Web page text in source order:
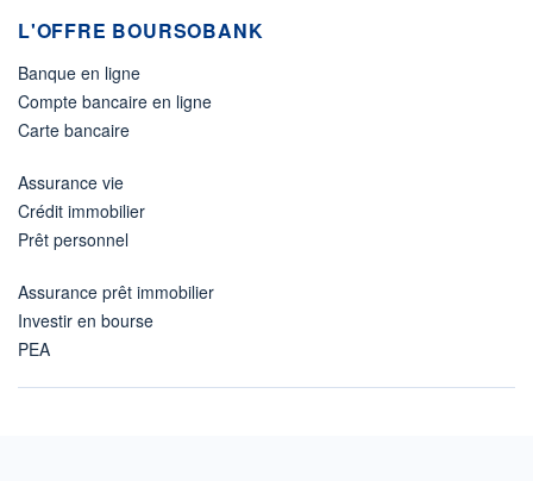
L'OFFRE BOURSOBANK
Banque en ligne
Compte bancaire en ligne
Carte bancaire
Assurance vie
Crédit immobilier
Prêt personnel
Assurance prêt immobilier
Investir en bourse
PEA